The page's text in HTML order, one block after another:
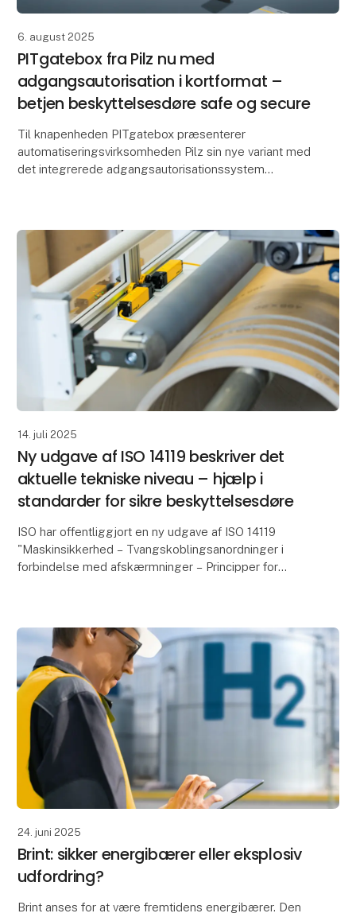
6. august 2025
PITgatebox fra Pilz nu med
adgangsautorisation i kortformat –
betjen beskyttelsesdøre safe og secure
Til knapenheden PITgatebox præsenterer
automatiseringsvirksomheden Pilz sin nye variant med
det integrerede adgangsautorisationssystem
14. juli 2025
Ny udgave af ISO 14119 beskriver det
aktuelle tekniske niveau – hjælp i
standarder for sikre beskyttelsesdøre
ISO har offentliggjort en ny udgave af ISO 14119
"Maskinsikkerhed – Tvangskoblingsanordninger i
forbindelse med afskærmninger – Principper for
24. juni 2025
Brint: sikker energibærer eller eksplosiv
udfordring?
Brint anses for at være fremtidens energibærer. Den